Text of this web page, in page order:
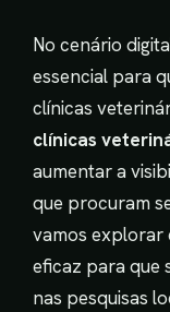
No cenário
essencial para
clínicas
clínicas
aumentar a
que procuram
vamos explorar
eficaz para que
nas pesquisas